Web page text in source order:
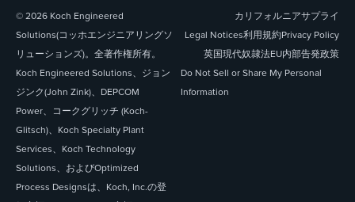
© 2026 Koch Engineered
Solutions(コッホエンジニアリングソ
リューションズ)。全著作権所有。
Koch Engineered Solutions、ジョン
ジンク(John Zink)、DEPCOM
Power、コークグリッチ (Koch-
Glitsch)、Koch Specialty Plant
Services、Koch Technology
Solutions、およびOptimized
Process Designsは、Koch, Inc.の登
カリフォルニアサプライ
Legal Notices利用規約Privacy Policy
英国現代奴隷法EU内部告発政策
Do Not Sell or Share My Personal
Information